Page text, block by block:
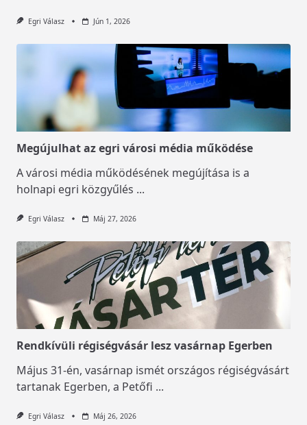
Egri Válasz Jún 1, 2026
Megújulhat az egri városi média működése
A városi média működésének megújítása is a
holnapi egri közgyűlés ...
Egri Válasz Máj 27, 2026
Rendkívüli régiségvásár lesz vasárnap Egerben
Május 31-én, vasárnap ismét országos régiségvásárt
tartanak Egerben, a Petőfi ...
Egri Válasz Máj 26, 2026